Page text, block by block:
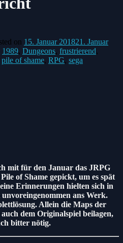
on 15. Januar 201821. Januar
1989, Dungeons, frustrierend,
pile of shame, RPG, sega
mit für den Januar das JRPG
of Shame gepickt, um es spät
Erinnerungen hielten sich in
ans Werk.
Allein die Maps der
dem Originalspiel beilagen,
bitter nötig.